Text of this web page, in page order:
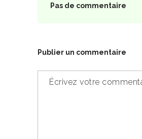
Pas de commentaire
Publier un commentaire